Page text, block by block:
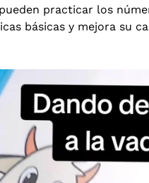
practicar los
básicas y mejora su